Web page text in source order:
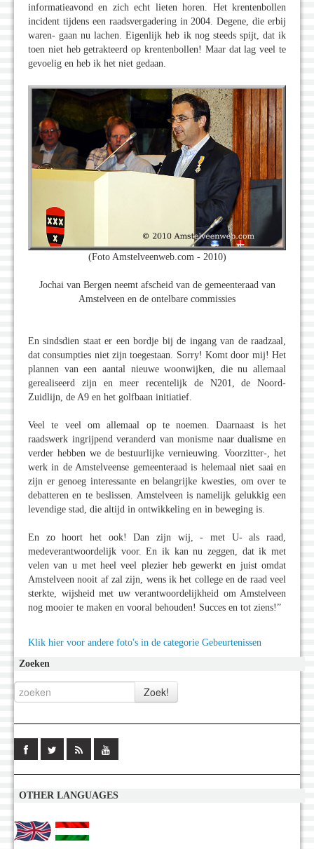
informatieavond en zich echt lieten horen. Het krentenbollen
incident tijdens een raadsvergadering in 2004. Degene, die erbij
waren- gaan nu lachen. Eigenlijk heb ik nog steeds spijt, dat ik
toen niet heb getrakteerd op krentenbollen! Maar dat lag veel te
gevoelig en heb ik het niet gedaan.
(Foto Amstelveenweb.com - 2010)
Jochai van Bergen neemt afscheid van de gemeenteraad van
Amstelveen en de ontelbare commissies
En sindsdien staat er een bordje bij de ingang van de raadzaal,
dat consumpties niet zijn toegestaan. Sorry! Komt door mij! Het
plannen van een aantal nieuwe woonwijken, die nu allemaal
gerealiseerd zijn en meer recentelijk de N201, de Noord-
Zuidlijn, de A9 en het golfbaan initiatief.
Veel te veel om allemaal op te noemen. Daarnaast is het
raadswerk ingrijpend veranderd van monisme naar dualisme en
verder hebben we de bestuurlijke vernieuwing. Voorzitter-, het
werk in de Amstelveense gemeenteraad is helemaal niet saai en
zijn er genoeg interessante en belangrijke kwesties, om over te
debatteren en te beslissen. Amstelveen is namelijk gelukkig een
levendige stad, die altijd in ontwikkeling en in beweging is.
En zo hoort het ook! Dan zijn wij, - met U- als raad,
medeverantwoordelijk voor. En ik kan nu zeggen, dat ik met
velen van u met heel veel plezier heb gewerkt en juist omdat
Amstelveen nooit af zal zijn, wens ik het college en de raad veel
sterkte, wijsheid met uw verantwoordelijkheid om Amstelveen
nog mooier te maken en vooral behouden! Succes en tot ziens!”
Klik hier voor andere foto's in de categorie Gebeurtenissen
Zoeken
OTHER LANGUAGES